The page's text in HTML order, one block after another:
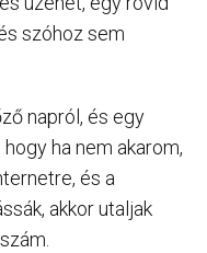
szóhoz sem
napról, és egy
ha nem akarom,
és a
akkor utaljak